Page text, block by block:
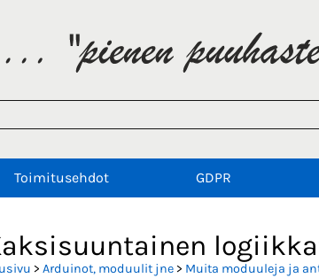
Toimitusehdot GDPR
> Arduinot, moduulit jne> Muita moduuleja ja